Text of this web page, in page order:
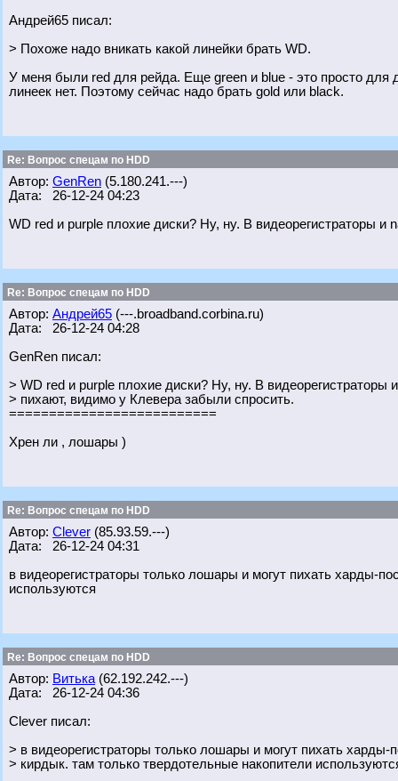
Андрей65 писал:
> Похоже надо вникать какой линейки брать WD.
У меня были red для рейда. Еще green и blue - это просто для
линеек нет. Поэтому сейчас надо брать gold или black.
Re: Вопрос спецам по HDD
Автор: GenRen (5.180.241.---)
Дата: 26-12-24 04:23
WD red и purple плохие диски? Ну, ну. В видеорегистраторы
Re: Вопрос спецам по HDD
Автор: Андрей65 (---.broadband.corbina.ru)
Дата: 26-12-24 04:28
GenRen писал:
> WD red и purple плохие диски? Ну, ну. В видеорегистраторы
> пихают, видимо у Клевера забыли спросить.
==========================
Хрен ли , лошары )
Re: Вопрос спецам по HDD
Автор: Clever (85.93.59.---)
Дата: 26-12-24 04:31
в видеорегистраторы только лошары и могут пихать харды-
используются
Re: Вопрос спецам по HDD
Автор: Витька (62.192.242.---)
Дата: 26-12-24 04:36
Clever писал:
> в видеорегистраторы только лошары и могут пихать харды-
> кирдык. там только твердотельные накопители